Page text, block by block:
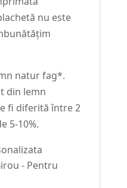
nu este
natur fag*.
din lemn
fi diferită între 2
5-10%.
- Pentru